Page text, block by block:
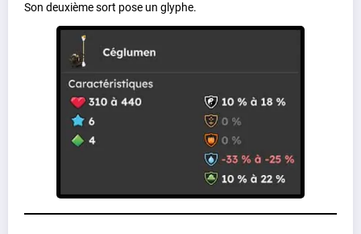
Son deuxième sort pose un glyphe.